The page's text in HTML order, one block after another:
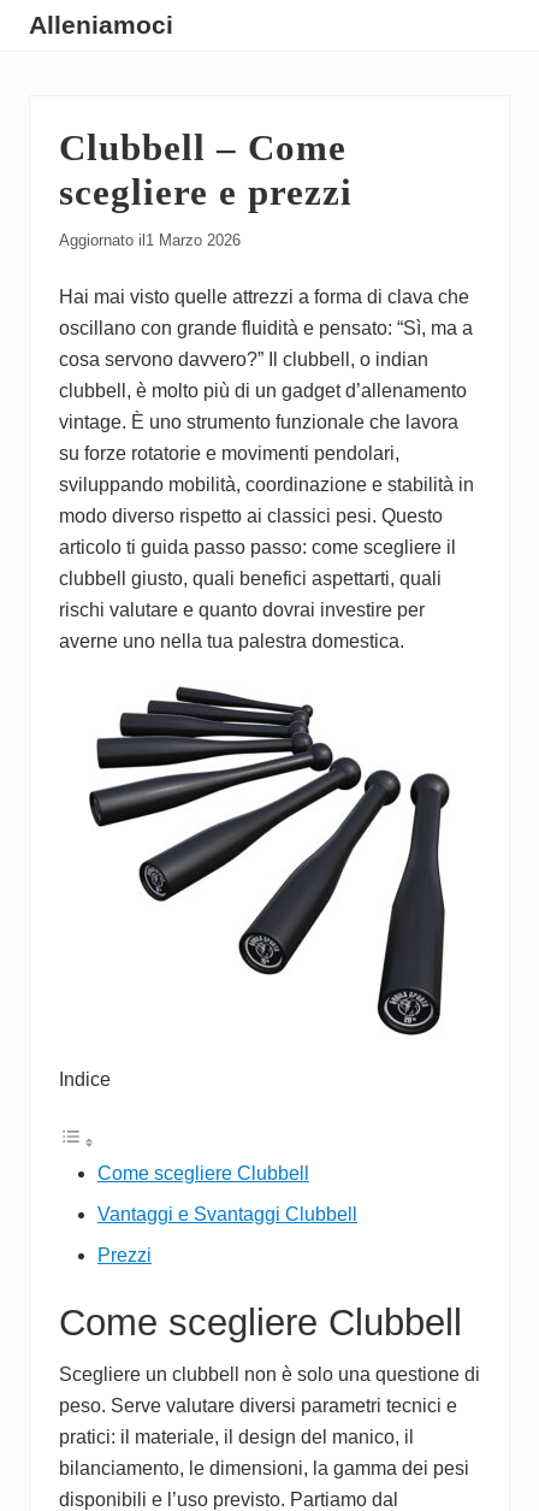
Menu
Skip
Skip
SkipAlleniamoci
ComeClubbell – Come
scegliere e prezzi
Aggiornato il 1 Marzo 2026
Hai mai visto quelle attrezzi a forma di clava che
oscillano con grande fluidità e pensato: “Sì, ma a
cosa servono davvero?” Il clubbell, o indian
clubbell, è molto più di un gadget d’allenamento
vintage. È uno strumento funzionale che lavora
su forze rotatorie e movimenti pendolari,
sviluppando mobilità, coordinazione e stabilità in
modo diverso rispetto ai classici pesi. Questo
articolo ti guida passo passo: come scegliere il
clubbell giusto, quali benefici aspettarti, quali
rischi valutare e quanto dovrai investire per
averne uno nella tua palestra domestica.
Indice
Come scegliere Clubbell
Vantaggi e Svantaggi Clubbell
Prezzi
Come scegliere Clubbell
Scegliere un clubbell non è solo una questione di
peso. Serve valutare diversi parametri tecnici e
pratici: il materiale, il design del manico, il
bilanciamento, le dimensioni, la gamma dei pesi
disponibili e l’uso previsto. Partiamo dal